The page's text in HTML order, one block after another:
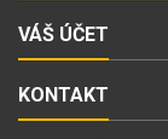
VÁŠ ÚČET
KONTAKT